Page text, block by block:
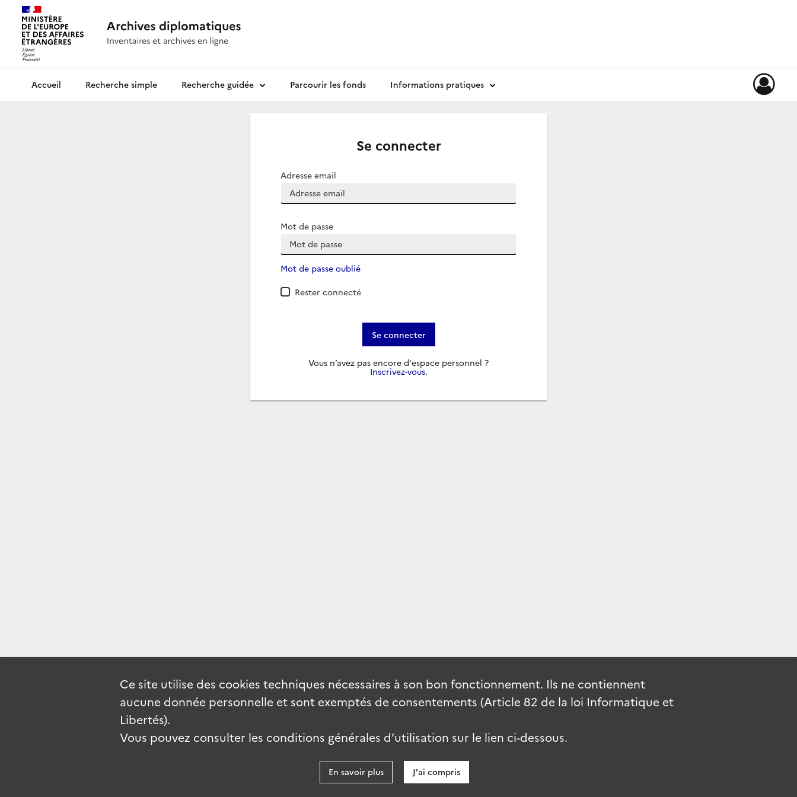
Archives diplomatiquesRecherche simple Recherche guidée Parcourir les fonds Informations pratiques
Se connecter
Adresse email
Mot de passe
Mot de passe oublié
Rester connecté
Se connecter
Vous n’avez pas encore d'espace personnel ?
Inscrivez-vous.
Ce site utilise des cookies techniques nécessaires à son bon fonctionnement. Ils ne contiennent
aucune donnée personnelle et sont exemptés de consentements (Article 82 de la loi Informatique et
Libertés).
Vous pouvez consulter les conditions générales d’utilisation sur le lien ci-dessous.
En savoir plus J'ai compris